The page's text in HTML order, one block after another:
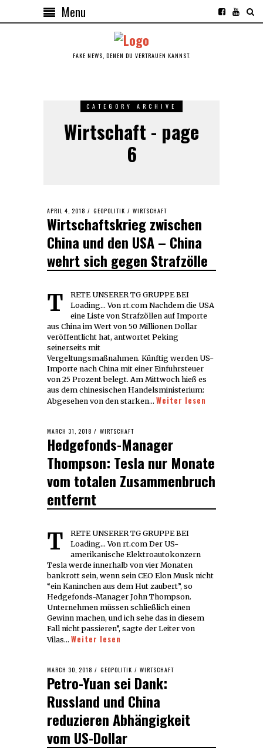
Menu
FAKE NEWS, DENEN DU VERTRAUEN KANNST.
CATEGORY ARCHIVE
Wirtschaft - page
6
POSTED
ON
APRIL 4, 2018 GEOPOLITIK / WIRTSCHAFT
Wirtschaftskrieg zwischen
China und den USA – China
wehrt sich gegen Strafzölle
TRETE UNSERER TG GRUPPE BEI
Loading... Von rt.com Nachdem die USA
eine Liste von Strafzöllen auf Importe
aus China im Wert von 50 Millionen Dollar
veröffentlicht hat, antwortet Peking
seinerseits mit
Vergeltungsmaßnahmen. Künftig werden US-
Importe nach China mit einer Einfuhrsteuer
von 25 Prozent belegt. Am Mittwoch hieß es
aus dem chinesischen Handelsministerium:
Abgesehen von den starken… Weiter lesen
POSTED
ON
MARCH 31, 2018 MARCH
2018
WIRTSCHAFT
Hedgefonds-Manager
Thompson: Tesla nur Monate
vom totalen Zusammenbruch
entfernt
TRETE UNSERER TG GRUPPE BEI
Loading... Von rt.com Der US-
amerikanische Elektroautokonzern
Tesla werde innerhalb von vier Monaten
bankrott sein, wenn sein CEO Elon Musk nicht
“ein Kaninchen aus dem Hut zaubert”, so
Hedgefonds-Manager John Thompson.
Unternehmen müssen schließlich einen
Gewinn machen, und ich sehe das in diesem
Fall nicht passieren”, sagte der Leiter von
Vilas… Weiter lesen
POSTED
ON
MARCH 30, 2018 GEOPOLITIK / WIRTSCHAFT
Petro-Yuan sei Dank:
Russland und China
reduzieren Abhängigkeit
vom US-Dollar